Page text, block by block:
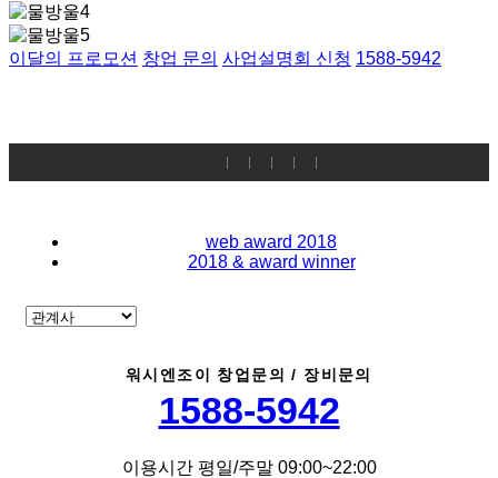
이달의 프로모션 창업 문의 사업설명회 신청 1588-5942
web award 2018
2018 & award winner
워시엔조이 창업문의 / 장비문의
1588-5942
이용시간 평일/주말 09:00~22:00